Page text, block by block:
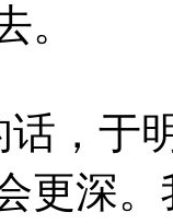
。
，于
更深